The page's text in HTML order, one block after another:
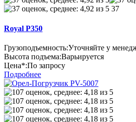
37
Royal P350
Грузоподъемность:Уточняйте у
Высота подъема:Варьируется
Цена*:По запросу
Подробнее